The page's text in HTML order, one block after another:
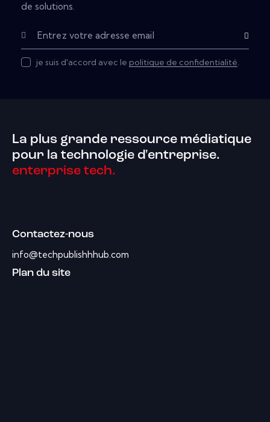
de solutions.
Subscribe
je suis d'accord avec le politique de confidentialité.
La plus grande ressource médiatique
pour la technologie d'entreprise.
enterprise tech.
Contactez-nous
info@techpublishhhub.com
Plan du site